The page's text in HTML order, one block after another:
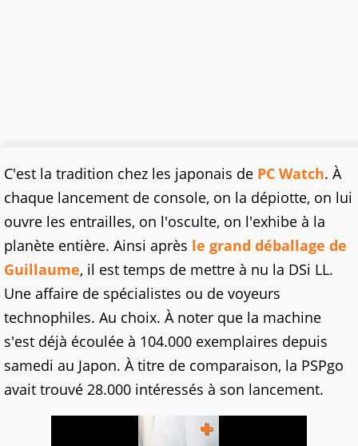
C'est la tradition chez les japonais de PC Watch. À
chaque lancement de console, on la dépiotte, on lui
ouvre les entrailles, on l'osculte, on l'exhibe à la
planète entière. Ainsi après le grand déballage de
Guillaume, il est temps de mettre à nu la DSi LL.
Une affaire de spécialistes ou de voyeurs
technophiles. Au choix. À noter que la machine
s'est déjà écoulée à 104.000 exemplaires depuis
samedi au Japon. À titre de comparaison, la PSPgo
avait trouvé 28.000 intéressés à son lancement.